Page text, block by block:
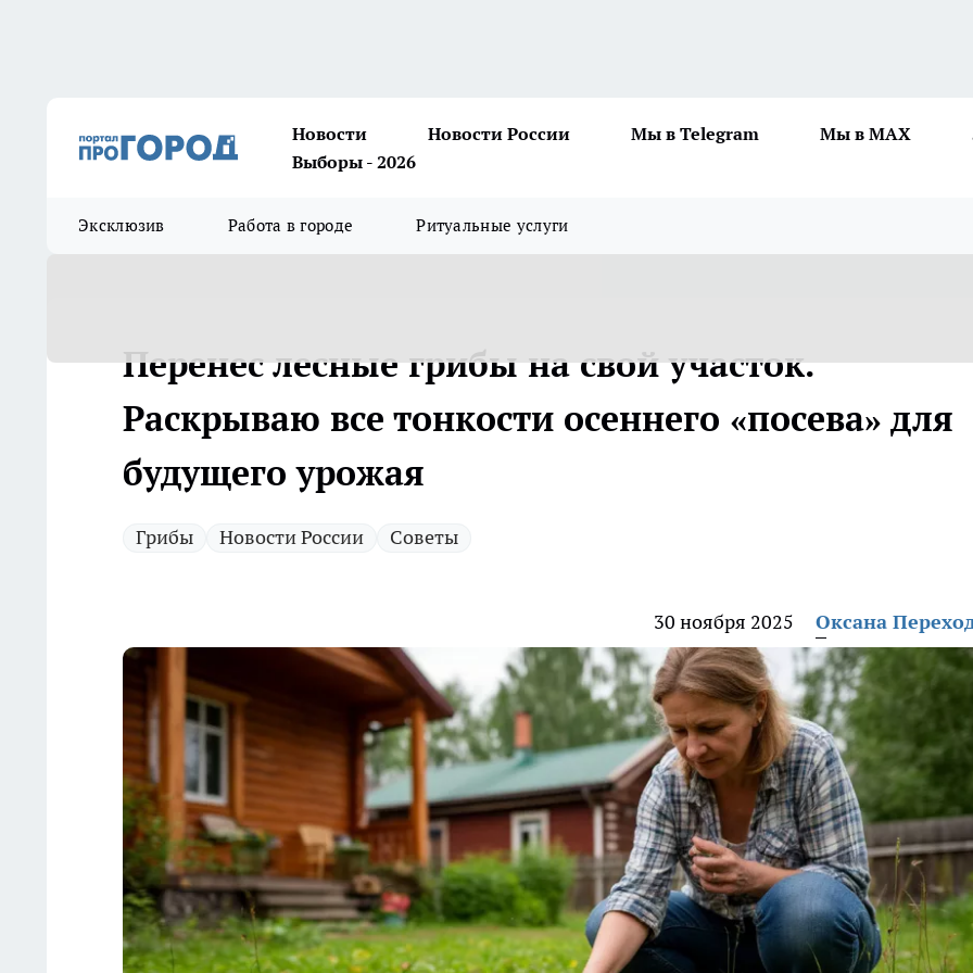
Новости Новости России Мы в Telegram Мы в MAX
Выборы - 2026
Эксклюзив Работа в городе Ритуальные услуги
Перенес лесные грибы на свой участок.
Раскрываю все тонкости осеннего «посева» для
будущего урожая
Грибы Новости России Советы
30 ноября 2025 Оксана